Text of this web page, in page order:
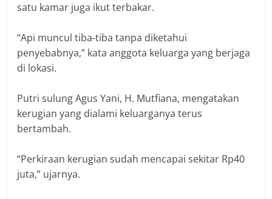
satu kamar juga ikut terbakar.
“Api muncul tiba-tiba tanpa diketahui
penyebabnya,” kata anggota keluarga yang berjaga
di lokasi.
Putri sulung Agus Yani, H. Mutfiana, mengatakan
kerugian yang dialami keluarganya terus
bertambah.
“Perkiraan kerugian sudah mencapai sekitar Rp40
juta,” ujarnya.